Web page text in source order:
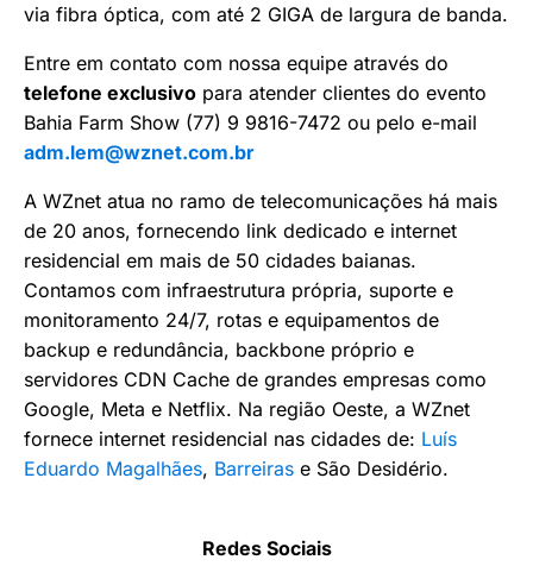
via fibra óptica, com até 2 GIGA de largura de banda.
Entre em contato com nossa equipe através do
telefone exclusivo para atender clientes do evento
Bahia Farm Show (77) 9 9816-7472 ou pelo e-mail
adm.lem@wznet.com.br
A WZnet atua no ramo de telecomunicações há mais
de 20 anos, fornecendo link dedicado e internet
residencial em mais de 50 cidades baianas.
Contamos com infraestrutura própria, suporte e
monitoramento 24/7, rotas e equipamentos de
backup e redundância, backbone próprio e
servidores CDN Cache de grandes empresas como
Google, Meta e Netflix. Na região Oeste, a WZnet
fornece internet residencial nas cidades de: Luís
Eduardo Magalhães, Barreiras e São Desidério.
Redes Sociais